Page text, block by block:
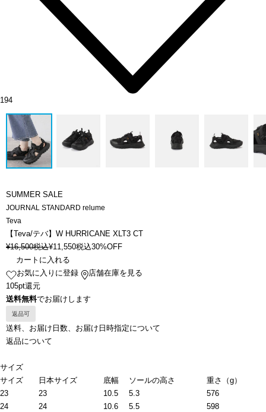
194
SUMMER SALE
JOURNAL STANDARD relume
Teva
【Teva/テバ】W HURRICANE XLT3 CT
¥16,500税込¥11,550税込30%OFF
カートに入れる
お気に入りに登録
店舗在庫を見る
105pt還元
送料無料でお届けします
返品可
送料、お届け日数、お届け日時指定について
返品について
サイズ
サイズ
日本サイズ 底幅 ソールの高さ
重さ（g）
23
23 10.5 5.3
576
24
24 10.6 5.5
598